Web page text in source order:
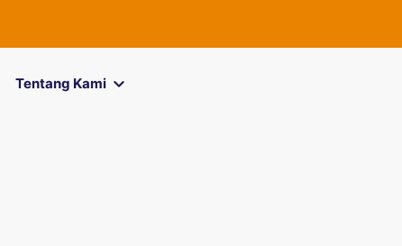
Tentang Kami